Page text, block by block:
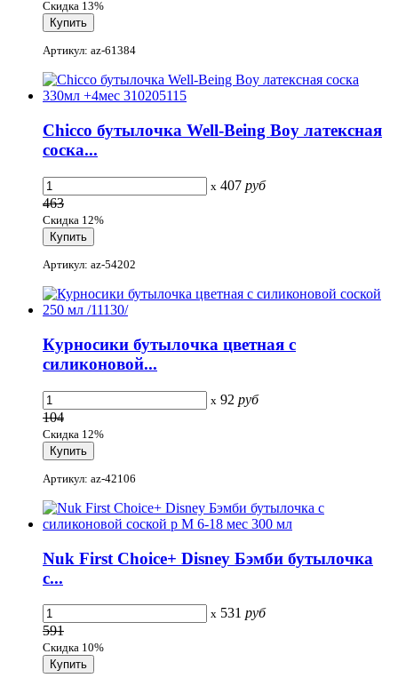
Скидка 13%
Артикул: az-61384
Chicco бутылочка Well-Being Boy латексная
соска...
x 407 руб
463
Скидка 12%
Артикул: az-54202
Курносики бутылочка цветная с
силиконовой...
x 92 руб
104
Скидка 12%
Артикул: az-42106
Nuk First Choice+ Disney Бэмби бутылочка
с...
x 531 руб
591
Скидка 10%